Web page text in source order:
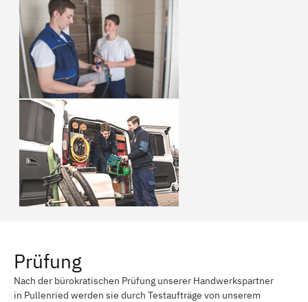
Prüfung
Nach der bürokratischen Prüfung unserer Handwerkspartner
in Pullenried werden sie durch Testaufträge von unserem